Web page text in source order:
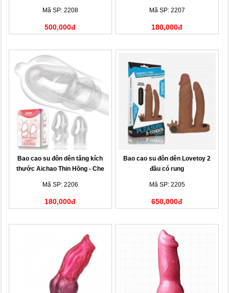
Mã SP: 2208
500,000đ
Mã SP: 2207
180,000đ
Bao cao su đôn dên tăng kích
thước Aichao Thin Hồng - Che
Mã SP: 2206
180,000đ
Bao cao su đôn dên Lovetoy 2
đầu có rung
Mã SP: 2205
650,000đ